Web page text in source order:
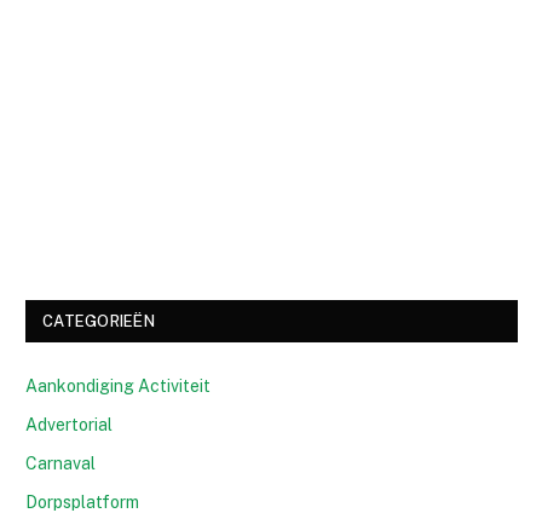
CATEGORIEËN
Aankondiging Activiteit
Advertorial
Carnaval
Dorpsplatform